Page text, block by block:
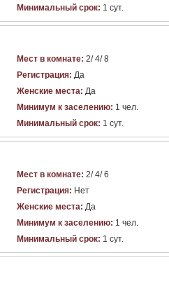
Минимальный срок: 1 сут.
Мест в комнате: 2/ 4/ 8
Регистрация: Да
Женские места: Да
Минимум к заселению: 1 чел.
Минимальный срок: 1 сут.
Мест в комнате: 2/ 4/ 6
Регистрация: Нет
Женские места: Да
Минимум к заселению: 1 чел.
Минимальный срок: 1 сут.